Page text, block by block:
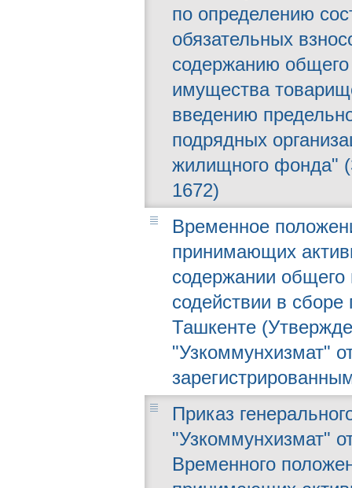
по определению
обязательных
содержанию
имущества
введению
подрядных
жилищного фонда"
1672)
Временное
принимающих
содержании общего
содействии в
Ташкенте
"Узкоммунхизмат"
Приказ
"Узкоммунхизмат"
Временного